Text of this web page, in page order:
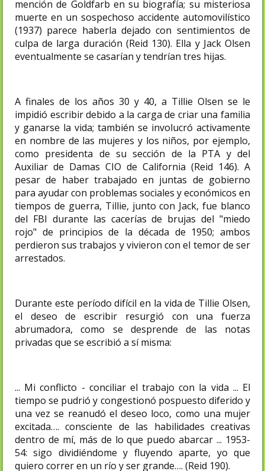
mención de Goldfarb en su biografía; su misteriosa
muerte en un sospechoso accidente automovilístico
(1937) parece haberla dejado con sentimientos de
culpa de larga duración (Reid 130). Ella y Jack Olsen
eventualmente se casarían y tendrían tres hijas.
A finales de los años 30 y 40, a Tillie Olsen se le
impidió escribir debido a la carga de criar una familia
y ganarse la vida; también se involucró activamente
en nombre de las mujeres y los niños, por ejemplo,
como presidenta de su sección de la PTA y del
Auxiliar de Damas CIO de California (Reid 146). A
pesar de haber trabajado en juntas de gobierno
para ayudar con problemas sociales y económicos en
tiempos de guerra, Tillie, junto con Jack, fue blanco
del FBI durante las cacerías de brujas del "miedo
rojo" de principios de la década de 1950; ambos
perdieron sus trabajos y vivieron con el temor de ser
arrestados.
Durante este período difícil en la vida de Tillie Olsen,
el deseo de escribir resurgió con una fuerza
abrumadora, como se desprende de las notas
privadas que se escribió a sí misma:
... Mi conflicto - conciliar el trabajo con la vida ... El
tiempo se pudrió y congestionó pospuesto diferido y
una vez se reanudó el deseo loco, como una mujer
excitada…. consciente de las habilidades creativas
dentro de mí, más de lo que puedo abarcar ... 1953-
54: sigo dividiéndome y fluyendo aparte, yo que
quiero correr en un río y ser grande…. (Reid 190).